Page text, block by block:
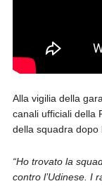
Alla vigilia della
canali ufficiali della
della squadra dopo
“Ho trovato la
contro l’Udinese. I